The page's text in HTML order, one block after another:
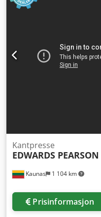
Kaunas 1 104 km
Kantpresse
EDWARDS PEARSON
Prisinformasjon